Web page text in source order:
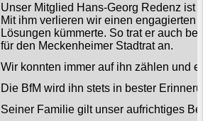
Unser Mitglied Hans-Georg Redenz ist
Mit ihm verlieren wir einen engagierten
Lösungen kümmerte. So trat er auch
für den Meckenheimer Stadtrat an.
Wir konnten immerauf ihn zählen und
Die BfM wird ihn stets in bester
Seiner Familie gilt unser aufrichtiges